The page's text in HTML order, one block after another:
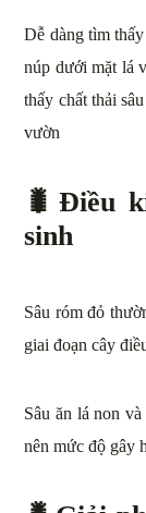
Dễ dàng tìm thấy
núp dưới mặt lá
thấy chất thải
vườn
🐛 Điều
sinh
Sâu róm đỏ
giai đoạn cây
Sâu ăn lá non
nên mức độ gây